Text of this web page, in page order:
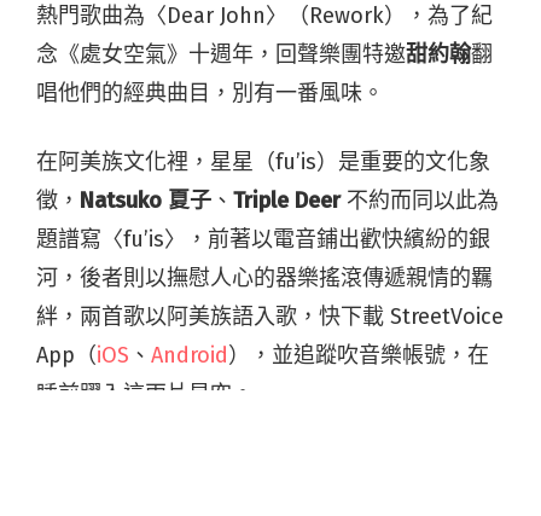
熱門歌曲為〈Dear John〉（Rework），為了紀
念《處女空氣》十週年，回聲樂團特邀甜約翰翻
唱他們的經典曲目，別有一番風味。
在阿美族文化裡，星星（fu’is）是重要的文化象
徵， Natsuko 夏子 、 Triple Deer不約而同以此為
題譜寫〈fu’is〉，前著以電音鋪出歡快繽紛的銀
河，後者則以撫慰人心的器樂搖滾傳遞親情的羈
絆，兩首歌以阿美族語入歌，快下載 StreetVoice
App（iOS 、 Android），並追蹤吹音樂帳號，在
睡前躍入這兩片星空。